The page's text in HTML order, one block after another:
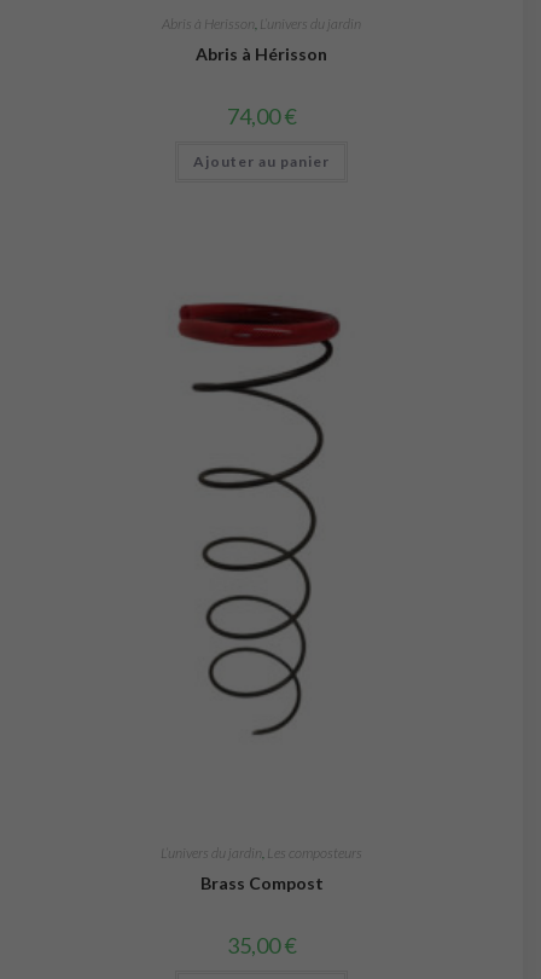
Abris à Herisson L’univers du jardin
Abris à Hérisson
74,00€
Ajouter au panier
L’univers du jardin Les composteurs
Brass Compost
35,00€